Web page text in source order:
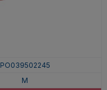
PO039502245
M